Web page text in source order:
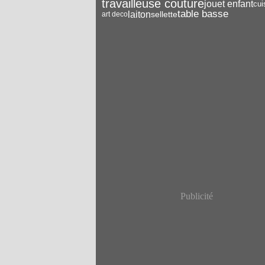
travailleuse couturejouet enfant
art decolaitonsellettetable basse
Publicité